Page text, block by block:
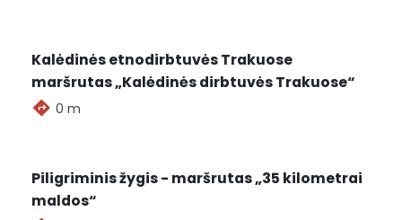
Kalėdinės etnodirbtuvės Trakuose
maršrutas „Kalėdinės dirbtuvės Trakuose“
0 m
Piligriminis žygis - maršrutas „35 kilometrai
maldos“
Maršrutai Renginiai